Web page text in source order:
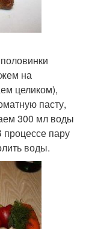
на
целиком),
пасту,
300 мл воды
пару
воды.